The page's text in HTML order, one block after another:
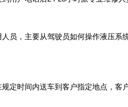
员，主要从驾驶员如何操作液压系
定时间内送车到客户指定地点，客